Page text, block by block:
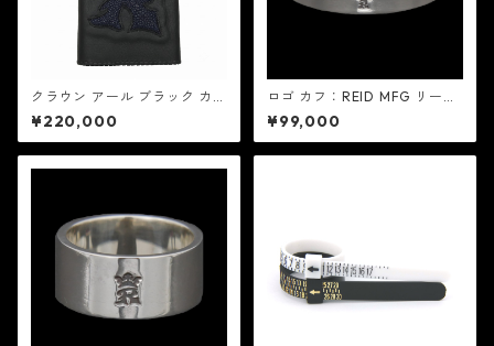
クラウン アール ブラック カウ
ハイド - ネイビー スティング
レイ：REID MFG リード エム
エフジー
¥220,000
ロゴ カフ：REID MFG リード
エムエフジー
¥99,000